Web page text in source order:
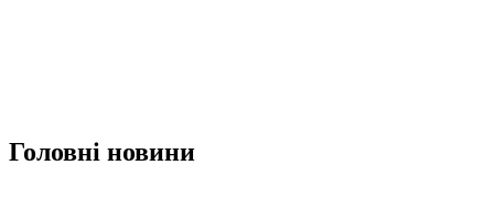
Головні новини